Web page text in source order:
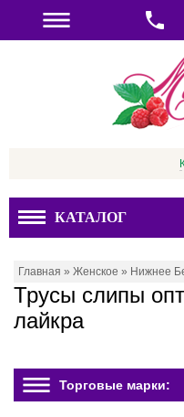
КАТАЛОГ
Главная » Женское » Нижнее
Трусы слипы
лайкра
Торговые марки: